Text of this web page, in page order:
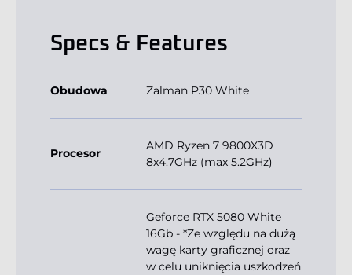
Specs & Features
Obudowa Zalman P30 White
Procesor
AMD Ryzen 7 9800X3D
8x4.7GHz (max 5.2GHz)
Geforce RTX 5080 White
16Gb - *Ze względu na dużą
wagę karty graficznej oraz
w celu uniknięcia uszkodzeń